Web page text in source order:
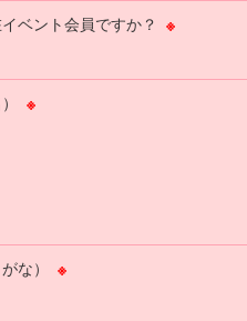
ベント会員ですか？ ※
※
な） ※